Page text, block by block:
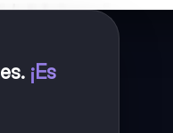
. ¡Es